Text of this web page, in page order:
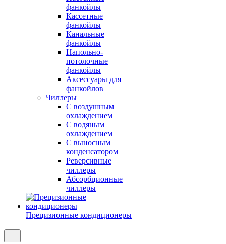
фанкойлы
Кассетные
фанкойлы
Канальные
фанкойлы
Напольно-
потолочные
фанкойлы
Аксессуары для
фанкойлов
Чиллеры
С воздушным
охлаждением
С водяным
охлаждением
С выносным
конденсатором
Реверсивные
чиллеры
Абсорбционные
чиллеры
Прецизионные кондиционеры